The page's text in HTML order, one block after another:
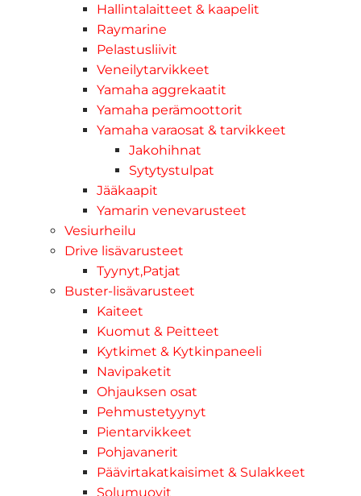
Hallintalaitteet & kaapelit
Raymarine
Pelastusliivit
Veneilytarvikkeet
Yamaha aggrekaatit
Yamaha perämoottorit
Yamaha varaosat & tarvikkeet
Jakohihnat
Sytytystulpat
Jääkaapit
Yamarin venevarusteet
Vesiurheilu
Drive lisävarusteet
Tyynyt,Patjat
Buster-lisävarusteet
Kaiteet
Kuomut & Peitteet
Kytkimet & Kytkinpaneeli
Navipaketit
Ohjauksen osat
Pehmustetyynyt
Pientarvikkeet
Pohjavanerit
Päävirtakatkaisimet & Sulakkeet
Solumuovit